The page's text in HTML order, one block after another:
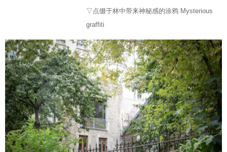
▽点缀于林中带来神秘感的涂鸦 Mysterious
graffiti